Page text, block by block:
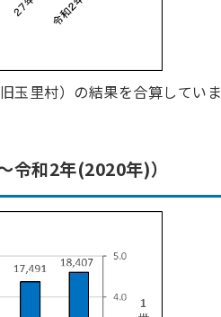
玉里村）の結果を合算していま
令和2年(2020年)）